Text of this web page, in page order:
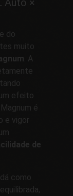
Auto ×
do
muito
. A
efeito
é
e vigor
de
como